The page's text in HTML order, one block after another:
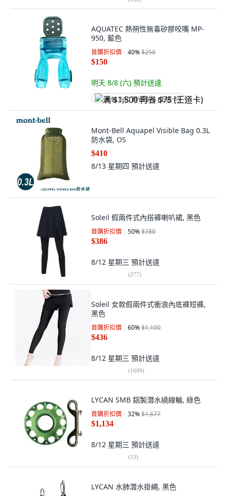
AQUATEC 熱朔性無毒矽膠咬嘴 MP-
950, 藍色
首購折扣價 40%$250
$150
明天 8/8 (六) 預計送達
满 $1,500 再省 $75 (王道卡)
Mont-Bell Aquapel Visible Bag 0.3L
防水袋, OS
$410
8/13 星期四 預計送達
Soleil 假兩件式內搭褲喇叭裙, 黑色
首購折扣價 50%$780
$386
8/12 星期三 預計送達
(277)
Soleil 女款假兩件式衝浪內底褲短褲,
黑色
首購折扣價 60%$1,100
$436
8/12 星期三 預計送達
(1609)
LYCAN SMB 鋁製潛水繞線輪, 綠色
首購折扣價 32%$1,677
$1,134
8/12 星期三 預計送達
(13)
LYCAN 水肺潛水掛繩, 黑色